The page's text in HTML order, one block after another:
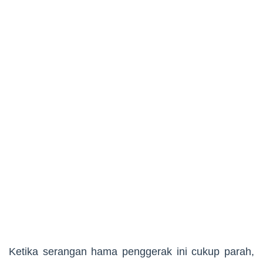
Ketika serangan hama penggerak ini cukup parah,